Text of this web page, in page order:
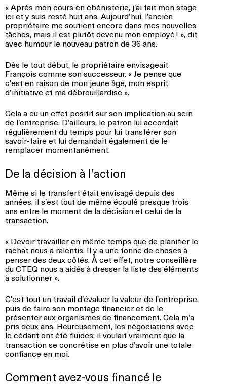
« Après mon cours en ébénisterie, j’ai fait mon stage
ici et y suis resté huit ans. Aujourd’hui, l’ancien
propriétaire me soutient encore dans mes nouvelles
tâches, mais il est plutôt devenu mon employé ! », dit
avec humour le nouveau patron de 36 ans.
Dès le tout début, le propriétaire envisageait
François comme son successeur. « Je pense que
c’est en raison de mon jeune âge, mon esprit
d’initiative et ma débrouillardise ».
Cela a eu un effet positif sur son implication au sein
de l’entreprise. D’ailleurs, le patron lui accordait
régulièrement du temps pour lui transférer son
savoir-faire et lui demandait également de le
remplacer momentanément.
De la décision à l’action
Même si le transfert était envisagé depuis des
années, il s’est tout de même écoulé presque trois
ans entre le moment de la décision et celui de la
transaction.
« Devoir travailler en même temps que de planifier le
rachat nous a ralentis. Il y a une tonne de choses à
penser des deux côtés. À cet effet, notre conseillère
du CTEQ nous a aidés à dresser la liste des éléments
à solutionner ».
C’est tout un travail d’évaluer la valeur de l’entreprise,
puis de faire son montage financier et de le
présenter aux organismes de financement. Cela m’a
pris deux ans. Heureusement, les négociations avec
le cédant ont été fluides; il voulait vraiment que la
transaction se concrétise en plus d’avoir une totale
confiance en moi.
Comment avez-vous financé le